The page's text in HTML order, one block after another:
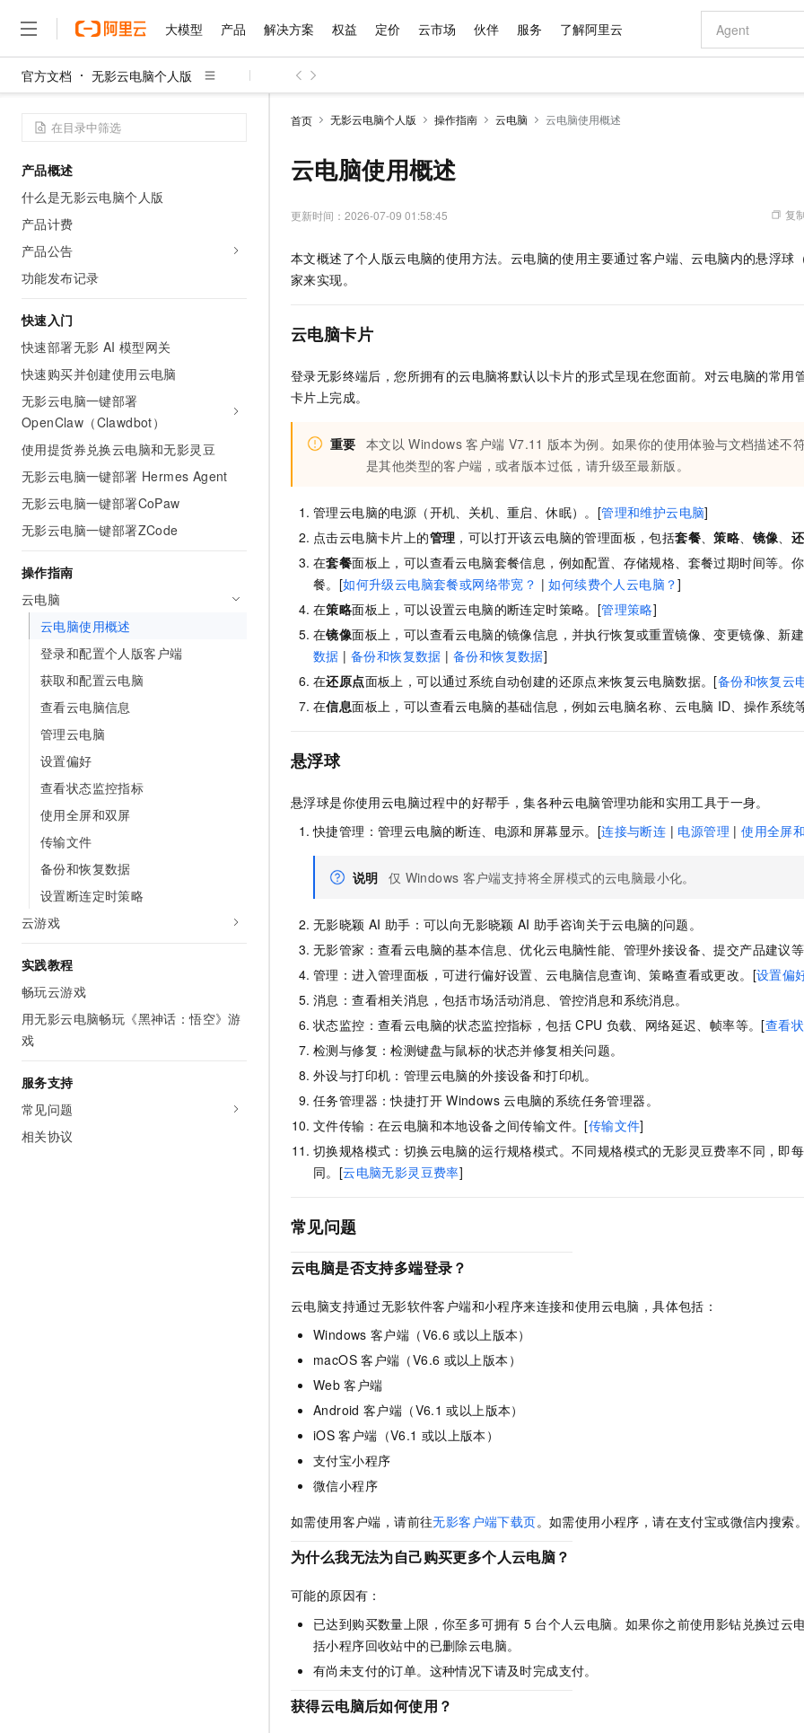
大模型 产品 解决方案 权益 定价 云市场 伙伴 服务 了解阿里云
官方文档 无影云电脑个人版
产品概述
什么是无影云电脑个人版
产品计费
产品公告
功能发布记录
快速入门
快速部署无影 AI 模型网关
快速购买并创建使用云电脑
无影云电脑一键部署
OpenClaw（Clawdbot）
使用提货券兑换云电脑和无影灵豆
无影云电脑一键部署 Hermes Agent
无影云电脑一键部署CoPaw
无影云电脑一键部署ZCode
操作指南
云电脑
云电脑使用概述
登录和配置个人版客户端
获取和配置云电脑
查看云电脑信息
管理云电脑
设置偏好
查看状态监控指标
使用全屏和双屏
传输文件
备份和恢复数据
设置断连定时策略
云游戏
实践教程
畅玩云游戏
用无影云电脑畅玩《黑神话：悟空》游
戏
服务支持
常见问题
相关协议
首页 无影云电脑个人版 操作指南 云电脑 云电脑使用概述
云电脑使用概述
更新时间： 2026-07-09 01:58:45 复
本文概述了个人版云电脑的使用方法。云电脑的使用主要通过客户端、云电脑内的悬浮球
家来实现。
云电脑卡片
登录无影终端后，您所拥有的云电脑将默认以卡片的形式呈现在您面前。对云电脑的常用
卡片上完成。
重要 本文以 Windows 客户端 V7.11 版本为例。如果你的使用体验与文档描述不
是其他类型的客户端，或者版本过低，请升级至最新版。
管理云电脑的电源（开机、关机、重启、休眠）。[管理和维护云电脑]
点击云电脑卡片上的管理 ，可以打开该云电脑的管理面板，包括套餐、策略、 镜像、
在套餐面板上，可以查看云电脑套餐信息，例如配置、存储规格、套餐过期时间等。
餐。[如何升级云电脑套餐或网络带宽？ |如何续费个人云电脑？]
在策略面板上，可以设置云电脑的断连定时策略。[管理策略]
在镜像面板上，可以查看云电脑的镜像信息，并执行恢复或重置镜像、变更镜像、新
数据 |备份和恢复数据 |备份和恢复数据]
在还原点面板上，可以通过系统自动创建的还原点来恢复云电脑数据。[备份和恢复云
在信息面板上，可以查看云电脑的基础信息，例如云电脑名称、云电脑 ID、操作系统
悬浮球
悬浮球是你使用云电脑过程中的好帮手，集各种云电脑管理功能和实用工具于一身。
快捷管理：管理云电脑的断连、电源和屏幕显示。[连接与断连 | 电源管理 |使用全屏
说明 仅 Windows 客户端支持将全屏模式的云电脑最小化。
无影晓颖 AI 助手：可以向无影晓颖 AI 助手咨询关于云电脑的问题。
无影管家：查看云电脑的基本信息、优化云电脑性能、管理外接设备、提交产品建议
管理：进入管理面板，可进行偏好设置、云电脑信息查询、策略查看或更改。[设置偏
消息：查看相关消息，包括市场活动消息、管控消息和系统消息。
状态监控：查看云电脑的状态监控指标，包括 CPU 负载、网络延迟、帧率等。[查看
检测与修复：检测键盘与鼠标的状态并修复相关问题。
外设与打印机：管理云电脑的外接设备和打印机。
任务管理器：快捷打开 Windows 云电脑的系统任务管理器。
文件传输：在云电脑和本地设备之间传输文件。[传输文件]
切换规格模式：切换云电脑的运行规格模式。不同规格模式的无影灵豆费率不同，即
同。[云电脑无影灵豆费率]
常见问题
云电脑是否支持多端登录？
云电脑支持通过无影软件客户端和小程序来连接和使用云电脑，具体包括：
Windows 客户端 （V6.6 或以上版本）
macOS 客户端 （V6.6 或以上版本）
Web 客户端
Android 客户端 （V6.1 或以上版本）
iOS 客户端 （V6.1 或以上版本）
支付宝小程序
微信小程序
如需使用客户端，请前往无影客户端下载页。如需使用小程序，请在支付宝或微信内搜索
为什么我无法为自己购买更多个人云电脑？
可能的原因有：
已达到购买数量上限，你至多可拥有 5 台个人云电脑。如果你之前使用影钻兑换过云
括小程序回收站中的已删除云电脑。
有尚未支付的订单。这种情况下请及时完成支付。
获得云电脑后如何使用？
大模型
千问AI平台
Qwen3.8-Max
Qwen3.7-Plus
Qwen3-VL-Plus
千问AI平台-Token Plan NEW
个人版上线、团队版降价；千问3.8-Max首发发尝鲜
千问AI平台-模型体验
在线体验全尺寸、多种模态的模型效果
Happy 系列大模型
新一代 AI 视频生成模型，深度适配广告营销等场景
大模型服务平台百炼-应用模版
丰富多元化的应用模版和解决方案
大模型服务平台百炼-智能体
灵活可视化地构建企业级 Agent
人工智能平台 PAI
面向真实软件
万有无界
秒悟
快速部署 Dify，高效搭建 AI 应用
10 分钟在聊天系统中增加一个 AI 助手
在企业官网、通讯软件中为客户提供 AI 客服
即刻拥有 DeepSeek-R1 满血版
多种方案随心选，轻松解锁专属 DeepSeek
超强辅助，
产品
精选产品
计算
容器
存储
网络与CDN
安全
中间件
数据库
大数据计算
媒体服务
企业服务与云通信
终端用户计算
Serverless
迁移与运维管理
专有云
精选产品
大模型服务与应用平台
多元化、高性能、安全可靠的大模型服务
无影云电脑
随时随地安全接入的云上超级电脑
面向分析的企业级SaaS模式云数据仓库
人工智能平台 PAI 大模型
一站式AI开发、训练和推理服务
提供一站式管理容器应用的 K8s 服务
Qoder
面向真实软件
云原生的云上
解决方案
精选解决方案
互联网应用开发
大数据
现代化应用
安全
网络
可观测
企业出海
政企业务
精选解决方案
企业级Agent产品，直接交付可用成果
HappyHorse 打造一站式影视创作平台
可视化编排打通从文字构思到成片全链路闭环
Hermes Agent，打造自进化智能体
自主进化，持久记忆，越用越聪明
轻松解锁专
5 分钟轻松
权益 普惠上云
云服务器38元/年起，超值低价云产品抢先购
推荐新用户得奖励，单订单最高返9万
云工开物
高校专属算力普惠，学生认证享300元代金券
免费试用
最高领取价值200元试用点，立即开启云上创新
1亿+ 大模型 tokens 和 30+ 款产品免费体验
140+云产品 免费试用
产品新客免费试用，最长12个月
大模型ACA认证体验
助力企业全员 AI 认知与能力提升
AI 特惠
Token Plan 模型订阅计划 NEW
Qwen3.8-Max 首发尝鲜，限时加量 10 倍，夜间低至2折
送.CN域名，送备案服务码
夜间 5 折，Qwen/Meoo/TokenPlan 客户专享
AI 场景体
从图文生成
AI 广告创作
图文、视频一
AI助力短剧漫
AI智能应用，
定价 产品定价
了解云产品的定价详情
云上成本管理
管理和优化成本
价格计算器
自助选配和估算价格
配置报价
云市场 精选商城
多端小程序
观测云
蓝凌 OA
畅捷通
AI空中课堂在线直播课堂（旗舰版）
生态解决方案
行业生态解决方案
开发者生态解决方案
AI 开发和 AI 应用解决方案
数据与 API
OCR 文字识别
ERP
OA 办公系统
400电话
广告营销
基础软件
JAVA
APP 开发
建站系统
伙伴 成为销售伙伴
咨询伙伴
销售伙伴合作计划
无影生态合作计划
Salesforce On Alibaba Cloud
AI 大模型销售与服务生态合作计划
成为产品伙伴 产品伙伴
云网络合作
成为服务
服务 售前咨询
售后服务
自助服务
在线服务
工单服务
短信专区
企业增值服务
企业成长
阿里云认证
信息公告
了解阿里云 为什么选择阿里云
技术领先
分析师报告
AI 算法大赛
云开发大赛
入门学习赛
最佳实践
看见新力量
市场活动
高校合作
科研合作